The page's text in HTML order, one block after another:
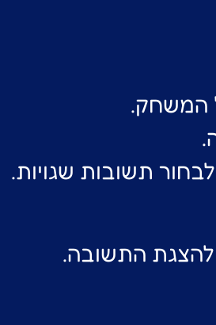
המשחק.
תשובות שגויות.
התשובה.